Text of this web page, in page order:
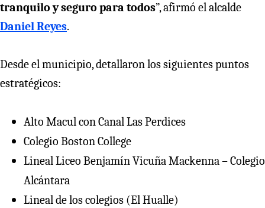
tranquilo y seguro para todos”, afirmó el alcalde
Daniel Reyes.
Desde el municipio, detallaron los siguientes puntos
estratégicos:
Alto Macul con Canal Las Perdices
Colegio Boston College
Lineal Liceo Benjamín Vicuña Mackenna – Colegio
Alcántara
Lineal de los colegios (El Hualle)